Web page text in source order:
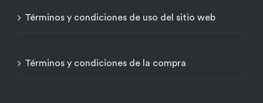
Términos y condiciones de uso del sitio web
Términos y condiciones de la compra